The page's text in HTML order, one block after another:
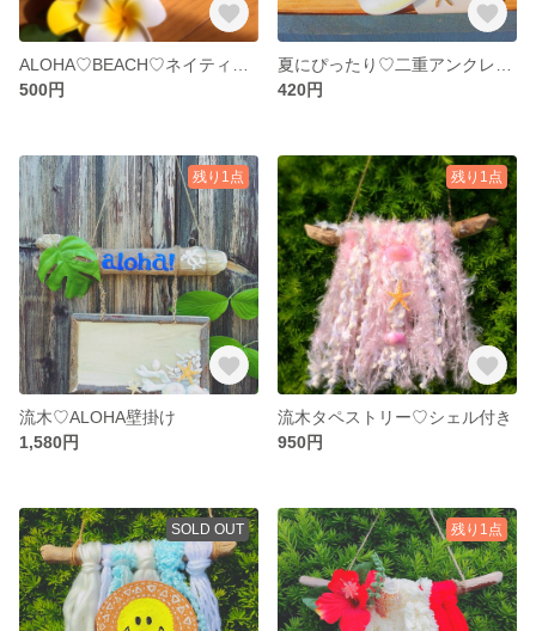
500円
420円
残り1点
流木♡ALOHA壁掛け
1,580円
残り1点
流木タペストリー♡シェル付き
950円
SOLD OUT 残り1点